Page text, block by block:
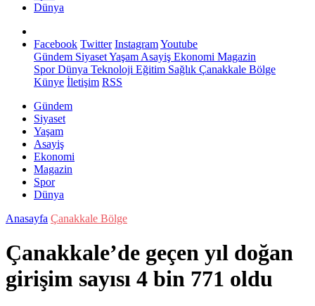
Dünya
Facebook Twitter InstagramYoutube
Gündem SiyasetYaşam Asayiş Ekonomi Magazin
SporDünya Teknoloji Eğitim Sağlık Çanakkale Bölge
Künye İletişim RSS
Gündem
Siyaset
Yaşam
Asayiş
Ekonomi
Magazin
Spor
Dünya
Anasayfa Çanakkale Bölge
Çanakkale’de geçen yıl doğan
girişim sayısı 4 bin 771 oldu